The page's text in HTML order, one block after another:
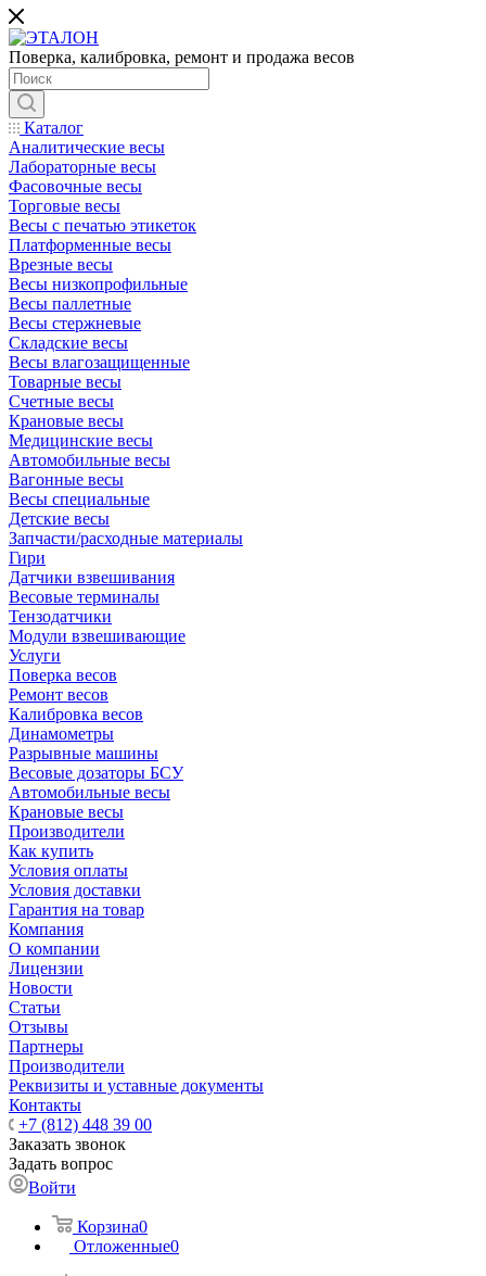
Поверка, калибровка, ремонт и продажа весов
Каталог
Аналитические весы
Лабораторные весы
Фасовочные весы
Торговые весы
Весы с печатью этикеток
Платформенные весы
Врезные весы
Весы низкопрофильные
Весы паллетные
Весы стержневые
Складские весы
Весы влагозащищенные
Товарные весы
Счетные весы
Крановые весы
Медицинские весы
Автомобильные весы
Вагонные весы
Весы специальные
Детские весы
Запчасти/расходные материалы
Гири
Датчики взвешивания
Весовые терминалы
Тензодатчики
Модули взвешивающие
Услуги
Поверка весов
Ремонт весов
Калибровка весов
Динамометры
Разрывные машины
Весовые дозаторы БСУ
Автомобильные весы
Крановые весы
Производители
Как купить
Условия оплаты
Условия доставки
Гарантия на товар
Компания
О компании
Лицензии
Новости
Статьи
Отзывы
Партнеры
Производители
Реквизиты и уставные документы
Контакты
+7 (812) 448 39 00
Заказать звонок
Задать вопрос
Войти
Корзина0
Отложенные0